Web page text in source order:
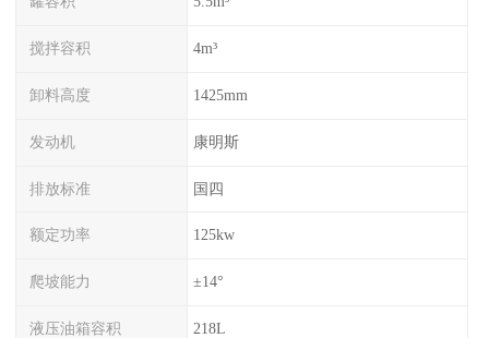
搅拌容积 4m³
卸料高度 1425mm
发动机 康明斯
排放标准 国四
额定功率 125kw
爬坡能力 ±14°
液压油箱容积 218L